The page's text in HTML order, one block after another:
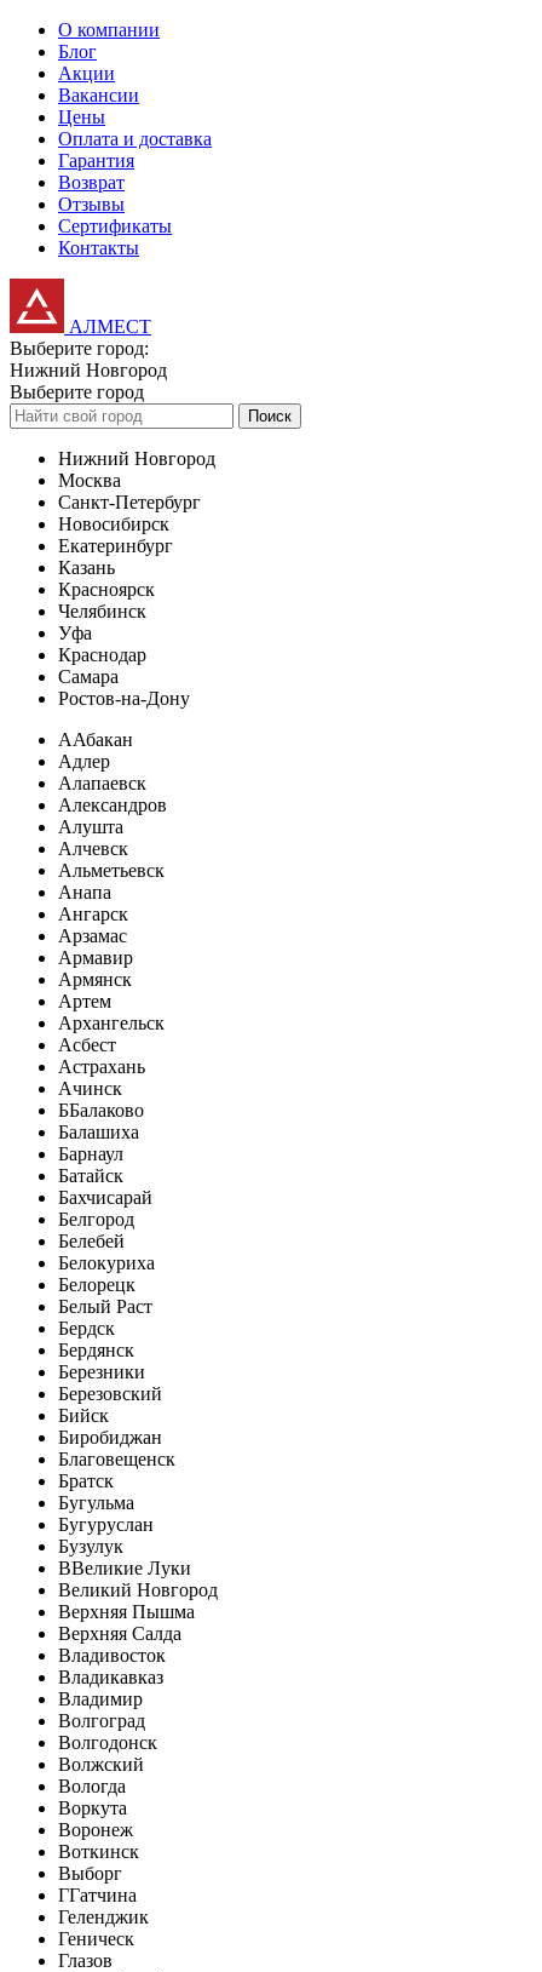
О компании
Блог
Акции
Вакансии
Цены
Оплата и доставка
Гарантия
Возврат
Отзывы
Сертификаты
Контакты
АЛМЕСТ
Выберите город:
Нижний Новгород
Выберите город
Поиск
Нижний Новгород
Москва
Санкт-Петербург
Новосибирск
Екатеринбург
Казань
Красноярск
Челябинск
Уфа
Краснодар
Самара
Ростов-на-Дону
ААбакан
Адлер
Алапаевск
Александров
Алушта
Алчевск
Альметьевск
Анапа
Ангарск
Арзамас
Армавир
Армянск
Артем
Архангельск
Асбест
Астрахань
Ачинск
ББалаково
Балашиха
Барнаул
Батайск
Бахчисарай
Белгород
Белебей
Белокуриха
Белорецк
Белый Раст
Бердск
Бердянск
Березники
Березовский
Бийск
Биробиджан
Благовещенск
Братск
Бугульма
Бугуруслан
Бузулук
ВВеликие Луки
Великий Новгород
Верхняя Пышма
Верхняя Салда
Владивосток
Владикавказ
Владимир
Волгоград
Волгодонск
Волжский
Вологда
Воркута
Воронеж
Воткинск
Выборг
ГГатчина
Геленджик
Геническ
Глазов